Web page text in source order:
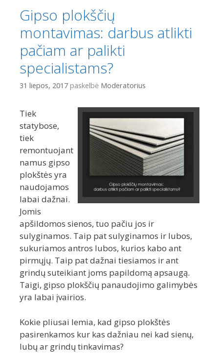
Gipso plokščių
montavimas: darbus atlikti
pačiam ar palikti
specialistams?
31 liepos, 2017 paskelbė Moderatorius
Tiek
statybose,
tiek
remontuojant
namus gipso
plokštės yra
naudojamos
labai dažnai.
Jomis
apšildomos sienos, tuo pačiu jos ir
sulyginamos. Taip pat sulyginamos ir lubos,
sukuriamos antros lubos, kurios kabo ant
pirmųjų. Taip pat dažnai tiesiamos ir ant
grindų suteikiant joms papildomą apsaugą.
Taigi, gipso plokščių panaudojimo galimybės
yra labai įvairios.
Kokie pliusai lemia, kad gipso plokštės
pasirenkamos kur kas dažniau nei kad sienų,
lubų ar grindų tinkavimas?